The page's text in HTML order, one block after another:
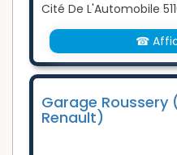
Cité De L'Automobile
☎
Garage Roussery
Renault)